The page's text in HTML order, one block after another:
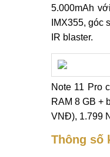
5.000mAh
IMX355,
IR blaster.
Note 11 Pro
RAM 8 GB +
VNĐ), 1.799
Thông số